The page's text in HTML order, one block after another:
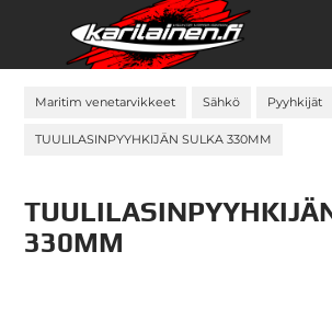
Maritim venetarvikkeet Sähkö Pyyhkijät
TUULILASINPYYHKIJÄN SULKA 330MM
330MM